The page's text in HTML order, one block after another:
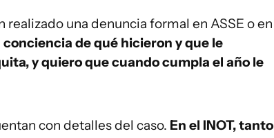
realizado una denuncia formal en ASSE o en
de qué hicieron y que le
y quiero que cuando cumpla el año le
con detalles del caso. En el INOT, tanto